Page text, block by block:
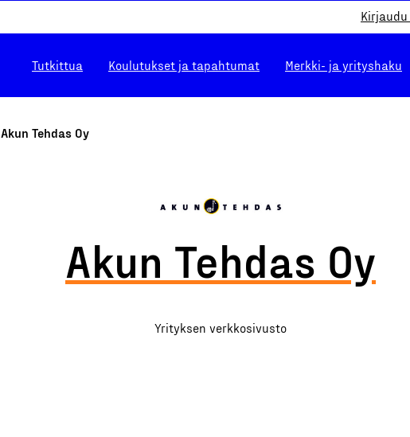
Tutkittua Koulutukset ja tapahtumat Merkki- ja yrityshaku
Akun Tehdas Oy
Akun Tehdas Oy
Yrityksen verkkosivusto